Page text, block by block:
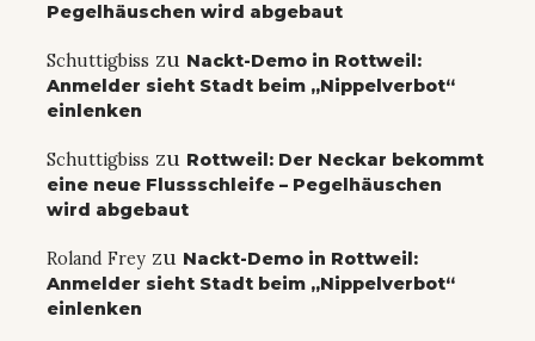
Pegelhäuschen wird abgebaut
Schuttigbiss zu Nackt-Demo in Rottweil:
Anmelder sieht Stadt beim „Nippelverbot“
einlenken
Schuttigbiss zu Rottweil: Der Neckar bekommt
eine neue Flussschleife – Pegelhäuschen
wird abgebaut
Roland Frey zu Nackt-Demo in Rottweil:
Anmelder sieht Stadt beim „Nippelverbot“
einlenken